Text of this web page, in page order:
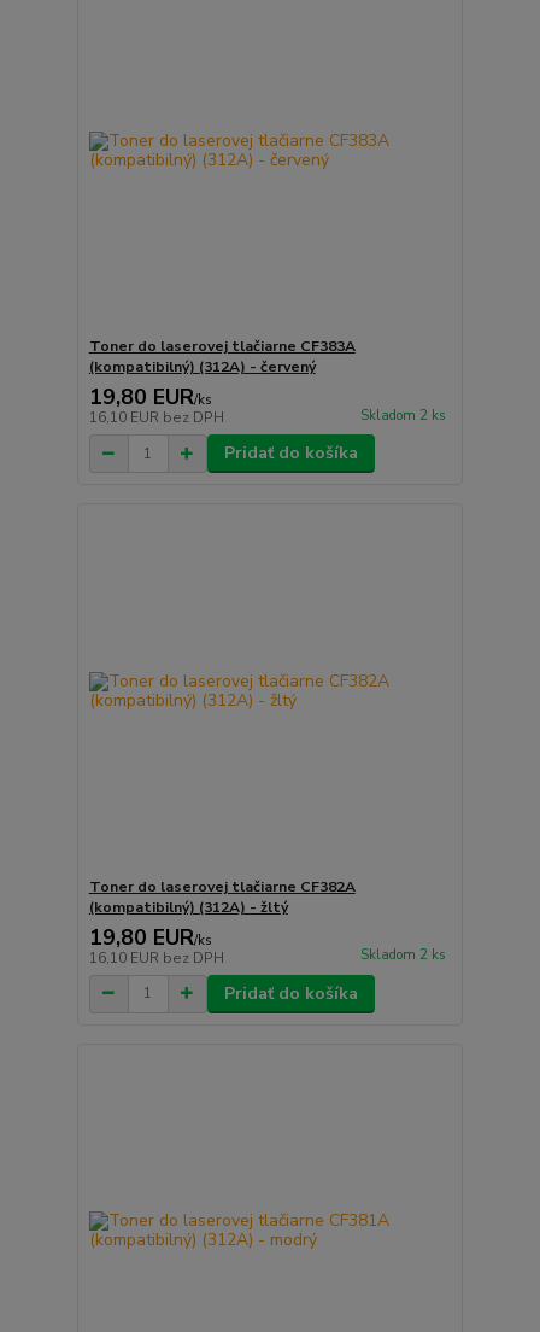
Toner do laserovej tlačiarne CF383A
(kompatibilný) (312A) - červený
19,80 EUR/ks
16,10 EUR bez DPH Skladom 2 ks
Pridať do košíka
Toner do laserovej tlačiarne CF382A
(kompatibilný) (312A) - žltý
19,80 EUR/ks
16,10 EUR bez DPH Skladom 2 ks
Pridať do košíka